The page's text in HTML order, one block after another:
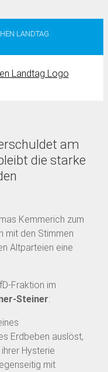
LANDTAG
am
die starke
Kemmerich zum
mit den Stimmen
Altparteien eine
Fraktion im
Steiner:
Erdbeben auslöst,
Hysterie
mit